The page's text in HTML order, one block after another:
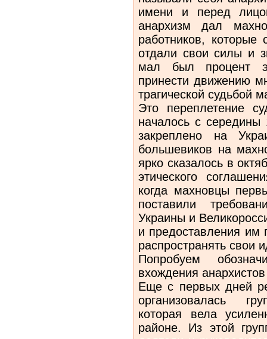
имени и перед
анархизм дал
работников,
отдали свои силы и
мал был процент
принести движению
трагической судьбой
Это переплетение
началось с
закреплено на
большевиков на
ярко сказалось в
этического
когда махновцы
поставили
Украины и
и предоставления им
рас­пространять свои
Попробуем
вхождения
Еще с первых дней
организо­валась
которая вела
районе. Из этой